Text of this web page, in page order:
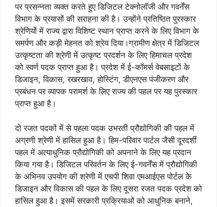
पर प्रसन्नता व्यक्त करते हुए डिजिटल टेक्नोलॉजी और गवर्नेंस
विभाग के प्रयासों की सराहना की है। उन्होंने प्रतिष्ठित पुरस्कार
श्रेणियों में राज्य द्वारा विशिष्ट स्थान प्राप्त करने के लिए विभाग के
समर्पण और कड़ी मेहनत को श्रेय दिया।ग्रामीण क्षेत्र में डिजिटल
उत्कृष्टता की श्रेणी में उत्कृष्ट प्रदर्शन के लिए हिमाचल प्रदेश
को स्वर्ण पदक प्राप्त हुआ है। प्रदेश में ई-कॉमर्स वेबसाइटों के
डिजाइन, विकास, रखरखाव, होस्टिंग, डीएनएस पंजीकरण और
प्रबंधन पर व्यापक परामर्श के लिए राज्य की पहल पर यह पुरस्कार
प्राप्त हुआ है।
दो रजत पदकों में से पहला पदक उभरती प्रौद्योगिकी की पहल में
अग्रणी श्रेणी में हासिल हुआ है। हिम-परिवार पार्टल जैसी दूरदर्शी
पहल में अत्याधुनिक प्रौद्योगिकी को अपनाने के लिए यह प्रदान
किया गया है। डिजिटल परिवर्तन के लिए ई-गवर्नेंस में प्रौद्योगिकी
के अभिनव उपयोग की श्रेणी में एचपी शिवा एमआईएस पोर्टल के
डिजाइन और विकास की पहल के लिए दूसरा रजत पदक प्रदेश को
हासिल हुआ है। इसमें सरकारी प्रक्रियाओं को आधुनिक बनाने,